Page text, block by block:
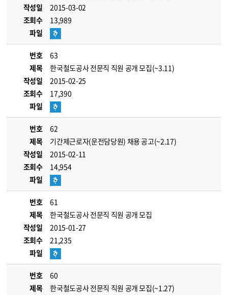
작성일
2015-03-02
조회수
13,989
파일
번호
63
제목
한국철도공사 전문직 직원 공개 모집(~3.11)
작성일
2015-02-25
조회수
17,390
파일
번호
62
제목
기간제근로자(운전담당원) 채용 공고(~2.17)
작성일
2015-02-11
조회수
14,954
파일
번호
61
제목
한국철도공사 전문직 직원 공개 모집
작성일
2015-01-27
조회수
21,235
파일
번호
60
제목
한국철도공사 전문직 직원 공개 모집(~1.27)